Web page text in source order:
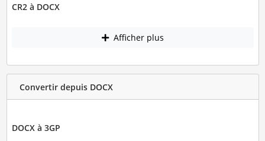
CR2 à DOCX
Afficher plus
Convertir depuis DOCX
DOCX à 3GP